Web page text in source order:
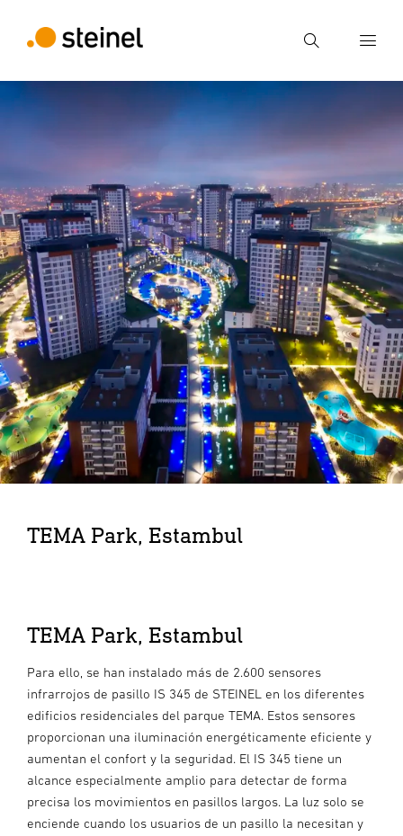
Búsqueda
TEMA Park, Estambul
TEMA Park, Estambul
Para ello, se han instalado más de 2.600 sensores
infrarrojos de pasillo IS 345 de STEINEL en los diferentes
edificios residenciales del parque TEMA. Estos sensores
proporcionan una iluminación energéticamente eficiente y
aumentan el confort y la seguridad. El IS 345 tiene un
alcance especialmente amplio para detectar de forma
precisa los movimientos en pasillos largos. La luz solo se
enciende cuando los usuarios de un pasillo la necesitan y